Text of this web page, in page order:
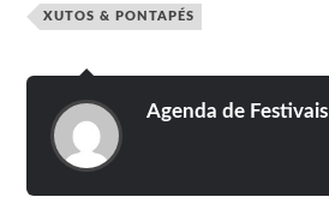
XUTOS & PONTAPÉS
Agenda de Festivais